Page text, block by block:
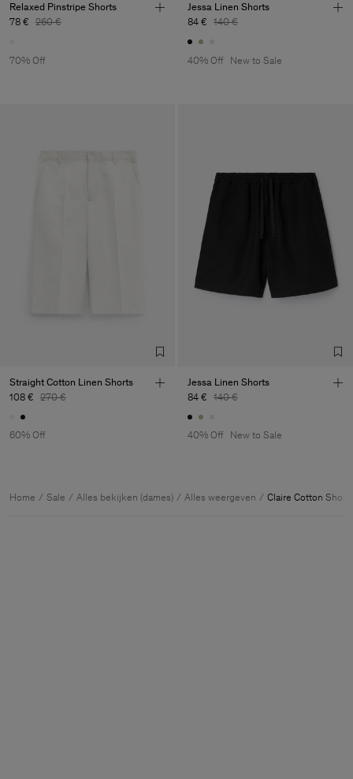
Relaxed Pinstripe Shorts
78 € 260 €
70% Off
Jessa Linen Shorts
84 € 140 €
40% Off New to Sale
Straight Cotton Linen Shorts
108 € 270 €
60% Off
Jessa Linen Shorts
84 € 140 €
40% Off New to Sale
Home Sale Alles bekijken (dames) Alles weergeven Claire Cotton Shorts